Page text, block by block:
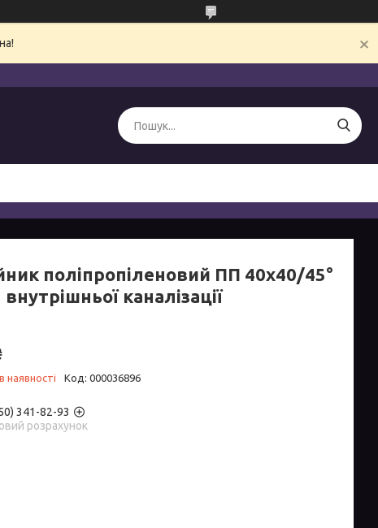
поліпропіленовий ПП 40х40/45°
каналізації
наявності Код: 000036896
341-82-93
розрахунок